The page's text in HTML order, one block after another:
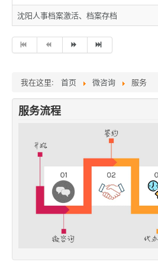
沈阳人事档案激活、档案存档
我在这里: 首页 微咨询 服务
服务流程